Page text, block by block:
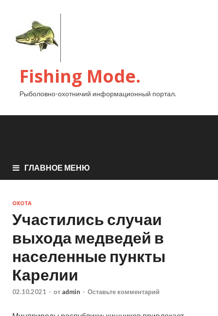
Fishing Mode.
Рыболовно-охотничий информационный портал.
ГЛАВНОЕ МЕНЮ
ОХОТА
Участились случаи
выхода медведей в
населенные пункты
Карелии
02.10.2021 - от admin - Оставьте комментарий